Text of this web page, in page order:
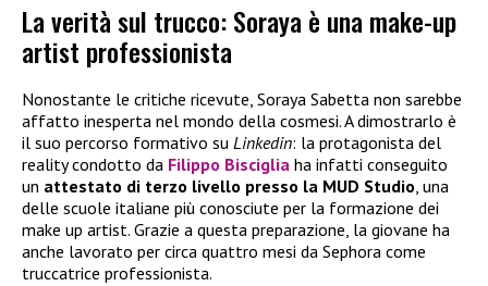
La verità sul trucco: Soraya è una make-up
artist professionista
Nonostante le critiche ricevute, Soraya Sabetta non sarebbe
affatto inesperta nel mondo della cosmesi. A dimostrarlo è
il suo percorso formativo su Linkedin: la protagonista del
reality condotto da Filippo Bisciglia ha infatti conseguito
un attestato di terzo livello presso la MUD Studio, una
delle scuole italiane più conosciute per la formazione dei
make up artist. Grazie a questa preparazione, la giovane ha
anche lavorato per circa quattro mesi da Sephora come
truccatrice professionista.